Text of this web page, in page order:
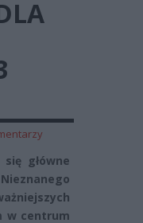
główne
w centrum